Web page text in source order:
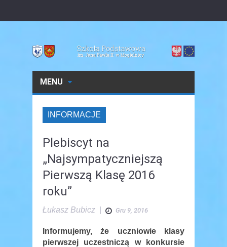
MENU
INFORMACJE
Plebiscyt na
„Najsympatyczniejszą
Pierwszą Klasę 2016
roku”
Łukasz Bubicz Gru 9, 2016
Informujemy, że uczniowie klasy
pierwszej uczestniczą w konkursie